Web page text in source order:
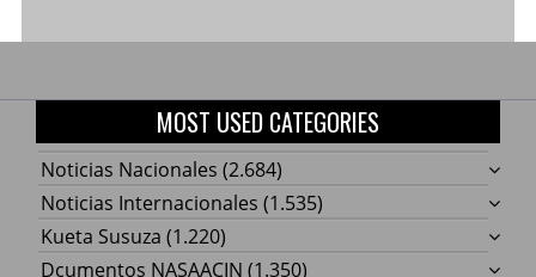
MOST USED CATEGORIES
Noticias Nacionales (2.684)
Noticias Internacionales (1.535)
Kueta Susuza (1.220)
Dcumentos NASAACIN (1.350)